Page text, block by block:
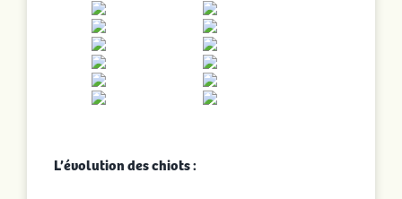
L’évolution des chiots :